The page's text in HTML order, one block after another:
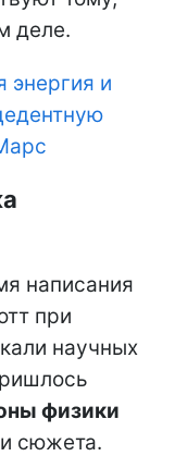
деле.
энергия и
написания
при
научных
физики
сюжета.